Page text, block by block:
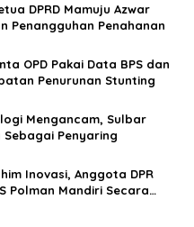
DPRD Mamuju Azwar
Penangguhan Penahanan
OPD Pakai Data BPS dan
Penurunan Stunting
Mengancam, Sulbar
Penyaring
Inovasi, Anggota DPR
Polman Mandiri Secara